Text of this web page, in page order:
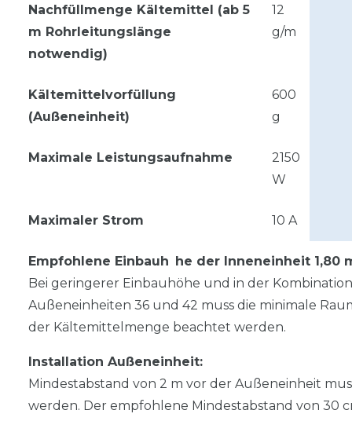
Nachfüllmenge Kältemittel (ab 5
m Rohrleitungslänge
notwendig)
12
g/m
Kältemittelvorfüllung
(Außeneinheit)
600
g
Maximale Leistungsaufnahme
2150
W
Maximaler Strom 10 A
Empfohlene Einbauh he der Inneneinheit 1,80
Bei geringerer Einbauhöhe und in der
Außeneinheiten 36 und 42 muss die minimale
der Kältemittelmenge beachtet werden.
Installation Außeneinheit:
Mindestabstand von 2 m vor der Außeneinheit
werden. Der empfohlene Mindestabstand von 30